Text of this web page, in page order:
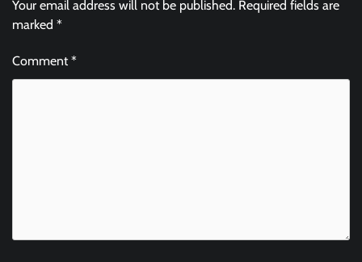
Your email address will not be published. Required fields are
marked *
Comment*